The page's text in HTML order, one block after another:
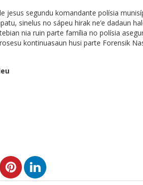
jesus segundu komandante polísia
sinelus no sápeu hirak ne’e dadaun
nia ruin parte família no polísia
kontinuasaun husi parte Forensik